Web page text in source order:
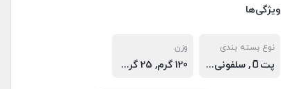
ویژگی‌ها
نوع بسته بندی
پت🫙, سلفونی🛍️
وزن
120 گرم, 25 گرم, 30 گرم, 300 گرم, پت🫙(120 گرم), سلفونی🛍(25 گرم), سلفونی🛍(30 گرم), سلفونی🛍(300 گرم)